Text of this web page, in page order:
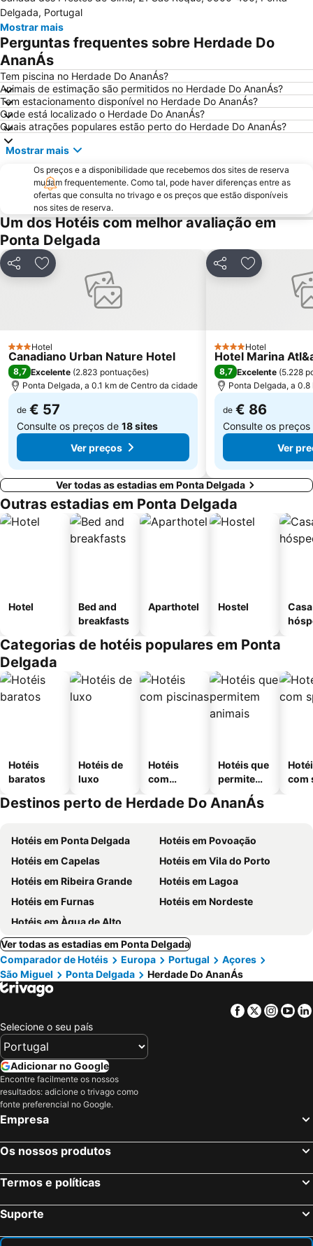
Delgada, Portugal
Mostrar mais
Perguntas frequentes sobre Herdade Do
AnanÁs
Tem piscina no Herdade Do AnanÁs?
Animais de estimação são permitidos no Herdade Do AnanÁs?
Tem estacionamento disponível no Herdade Do AnanÁs?
Onde está localizado o Herdade Do AnanÁs?
Quais atrações populares estão perto do Herdade Do AnanÁs?
Mostrar mais
Os preços e a disponibilidade que recebemos dos sites de reserva
mudam frequentemente. Como tal, pode haver diferenças entre as
ofertas que consulta no trivago e os preços que estão disponíveis
nos sites de reserva.
Um dos Hotéis com melhor avaliação em
Ponta Delgada
PartilharAdicionar aos favoritos
3 Estrelas
Hotel
Canadiano Urban Nature Hotel
8,7 Excelente (2.823 pontuações)
Ponta Delgada, a 0.1 km de Centro da cidade
de € 57
Consulte os preços de 18 sites
Ver preços
PartilharAdicionar
4 Estrelas
Hotel
Hotel Marina
8,7 Excelente (5.228
Ponta Delgada, a
de € 86
Consulte os
Ver
Ver todas as estadias em Ponta Delgada
Outras estadias em Ponta Delgada
Hotel
Bed and
breakfasts
Aparthotel Hostel
Categorias de hotéis populares em Ponta
Delgada
Hotéis
baratos
Hotéis de
luxo
Hotéis
com
Hotéis que
permitem
animais
com
Destinos perto de Herdade Do AnanÁs
Hotéis em Ponta Delgada
Hotéis em Povoação
Hotéis em Capelas
Hotéis em Vila do Porto
Hotéis em Ribeira Grande
Hotéis em Lagoa
Hotéis em Furnas
Hotéis em Nordeste
Hotéis em Àgua de Alto
Ver todas as estadias em Ponta Delgada
Comparador de Hotéis
Europa Portugal
Açores
São Miguel
Ponta Delgada Herdade Do AnanÁs
Facebook
Twitter
Selecione o seu país
Adicionar no Google
Encontre facilmente os nossos
resultados: adicione o trivago como
fonte preferencial no Google.
Empresa
Os nossos produtos
Termos e políticas
Suporte